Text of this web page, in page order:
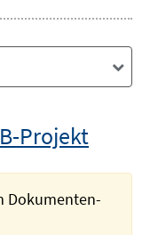
Projekt
Dokumenten-